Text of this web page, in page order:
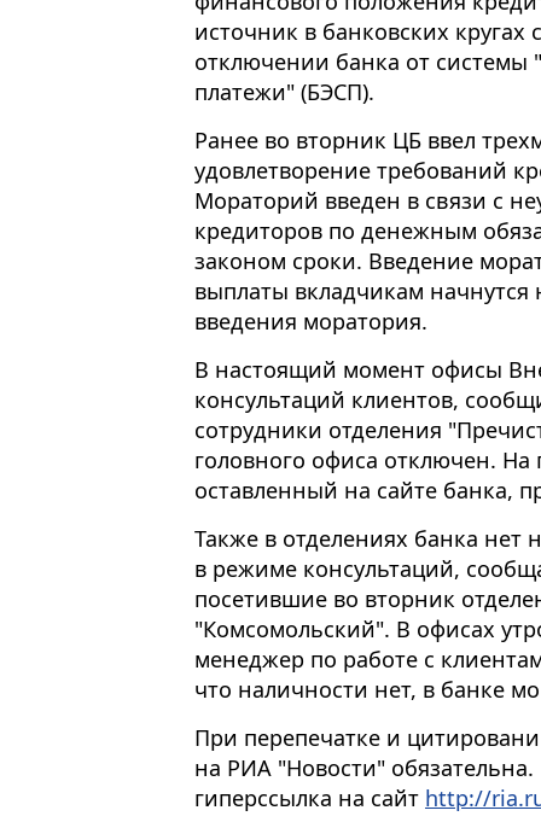
источник в банковских
отключении банка от системы
платежи" (БЭСП).
Ранее во вторник ЦБ ввел
удовлетворение требований
Мораторий введен в связи с
кредиторов по денежным
законом сроки. Введение
выплаты вкладчикам начнутся
введения моратория.
В настоящий момент офисы
консультаций клиентов,
сотрудники отделения
головного офиса отключен.
оставленный на сайте банка,
Также в отделениях банка
в режиме консультаций,
посетившие во вторник
"Комсомольский". В офисах
менеджер по работе с
что наличности нет, в банке
При перепечатке и
на РИА "Новости"
гиперссылка на сайт http://